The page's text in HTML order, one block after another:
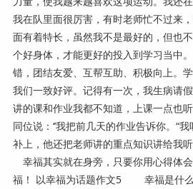
我在队里面很厉害，有时老师忙不过来
面有着特长，虽然我不是最好的，但也
个好身体，才能更好的投入到学习当
错，团结友爱、互帮互助、积极向上。
我们一致好评。记得有一次，我生病请
讲的课和作业我都不知道，上课一点也
同位说：‘’我把前几天的作业告诉你。“
补上，他还把老师讲的重点知识讲给我
幸福其实就在身旁，只要你用心得体
福！ 以幸福为话题作文5 幸福是什么